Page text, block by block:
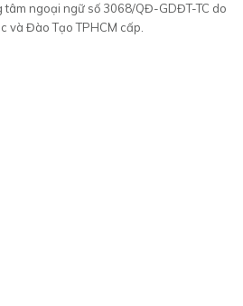
tâm ngoại ngữ số 3068/QĐ-GDĐT-TC do
và Đào Tạo TPHCM cấp.